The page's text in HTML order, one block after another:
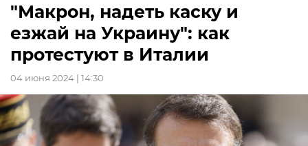
"Макрон, надеть каску и
езжай на Украину": как
протестуют в Италии
04 июня 2024 | 14:30